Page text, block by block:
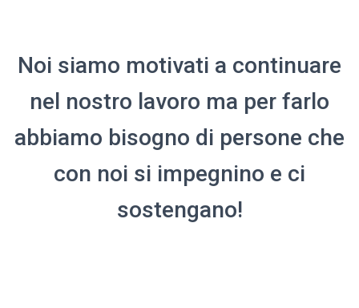
Noi siamo motivati a continuare
nel nostro lavoro ma per farlo
abbiamo bisogno di persone che
con noi si impegnino e ci
sostengano!